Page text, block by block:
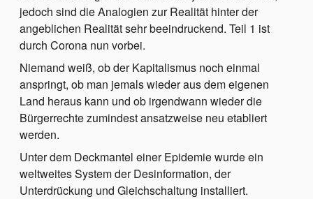
jedoch sind die Analogien zur Realität hinter der
angeblichen Realität sehr beeindruckend. Teil 1 ist
durch Corona nun vorbei.
Niemand weiß, ob der Kapitalismus noch einmal
anspringt, ob man jemals wieder aus dem eigenen
Land heraus kann und ob irgendwann wieder die
Bürgerrechte zumindest ansatzweise neu etabliert
werden.
Unter dem Deckmantel einer Epidemie wurde ein
weltweites System der Desinformation, der
Unterdrückung und Gleichschaltung installiert.